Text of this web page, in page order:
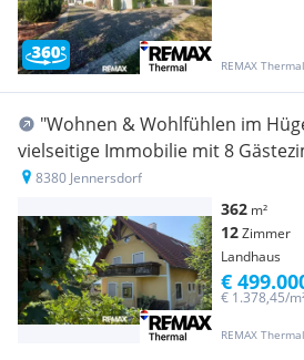
REMAX
"Wohnen & Wohlfühlen im
vielseitige Immobilie mit 8
Privatwohnung"
8380 Jennersdorf
362 m²
12Zimmer
Landhaus
REMAX
€ 1.378,45/
€